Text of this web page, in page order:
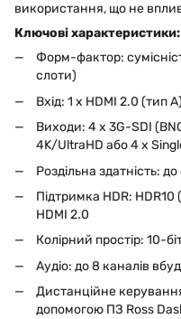
використання, що не
Ключові характеристики:
Форм-фактор:
слоти)
Вхід: 1 x HDMI 2.0 (тип А)
Виходи: 4 x 3G-SDI
4K/UltraHD або 4 x
Роздільна здатність:
Підтримка HDR: HDR10
HDMI 2.0
Колірний простір: 10-
Аудіо: до 8 каналів
Дистанційне
допомогою ПЗ Ross